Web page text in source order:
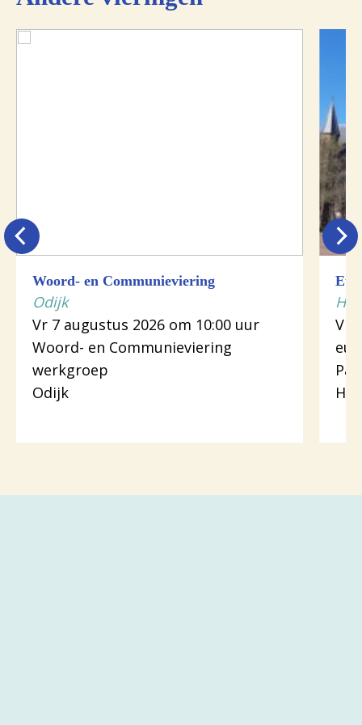
Woord- en Communieviering
Odijk
Vr 7 augustus 2026 om 10:00 uur
Woord- en Communieviering
werkgroep
Odijk
Vr